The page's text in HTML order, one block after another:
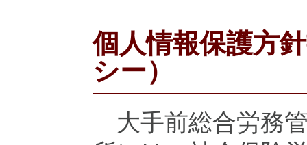
個人情報保護方
シー）
大手前総合労務